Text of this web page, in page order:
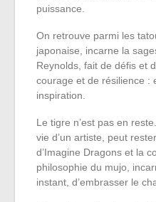
puissance.
On retrouve parmi les
japonaise, incarne la
Reynolds, fait de défis et
courage et de résilience :
inspiration.
Le tigre n’est pas en
vie d’un artiste, peut
d’Imagine Dragons et la
philosophie du mujo,
instant, d’embrasser le